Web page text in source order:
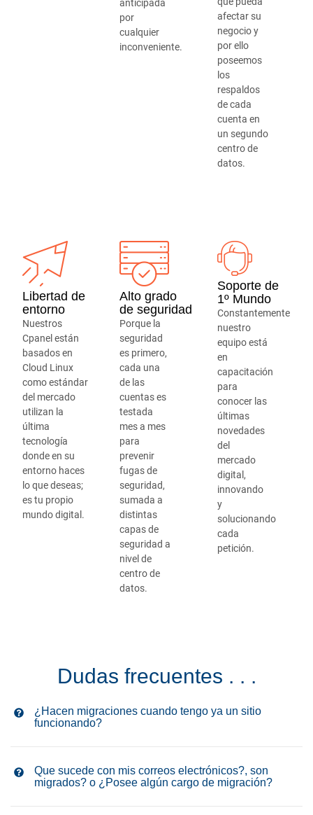
anticipada
por
cualquier
inconveniente.
afectar su
negocio y
por ello
poseemos
los
respaldos
de cada
cuenta en
un segundo
centro de
datos.
Libertad de
entorno
Nuestros
Cpanel están
basados en
Cloud Linux
como estándar
del mercado
utilizan la
última
tecnología
donde en su
entorno haces
lo que deseas;
es tu propio
mundo digital.
Alto grado
de seguridad
Porque la
seguridad
es primero,
cada una
de las
cuentas es
testada
mes a mes
para
prevenir
fugas de
seguridad,
sumada a
distintas
capas de
seguridad a
nivel de
centro de
datos.
Soporte de
1º Mundo
Constantemente
nuestro
equipo está
en
capacitación
para
conocer las
últimas
novedades
del
mercado
digital,
innovando
y
solucionando
cada
petición.
Dudas frecuentes . . .
¿Hacen migraciones cuando tengo ya un sitio
funcionando?
Que sucede con mis correos electrónicos?, son
migrados? o ¿Posee algún cargo de migración?